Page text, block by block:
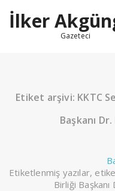
geçİlker
Gazeteci
Etiket arşivi: KKTC
Başkanı
Etiketlenmiş yazılar,
Birliği